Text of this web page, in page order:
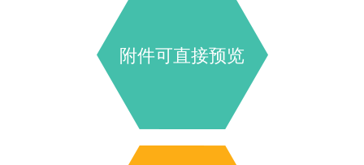
附件可直接预览